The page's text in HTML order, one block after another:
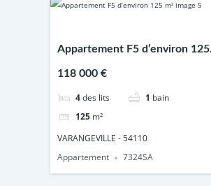
Appartement F5 d’environ 125
118 000 €
4des lits 1 bain
125 m²
VARANGEVILLE - 54110
Appartement
7324SA